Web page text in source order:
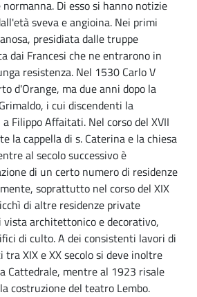
Di esso si hanno notizie
sveva e angioina. Nei primi
presidiata dalle truppe
dai Francesi che ne entrarono in
resistenza. Nel 1530 Carlo V
d'Orange, ma due anni dopo la
i cui discendenti la
Filippo Affaitati. Nel corso del XVII
la cappella di s. Caterina e la chiesa
al secolo successivo è
di un certo numero di residenze
soprattutto nel corso del XIX
di altre residenze private
architettonico e decorativo,
di culto. A dei consistenti lavori di
XIX e XX secolo si deve inoltre
Cattedrale, mentre al 1923 risale
costruzione del teatro Lembo.